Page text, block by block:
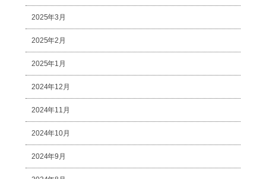
2025年3月
2025年2月
2025年1月
2024年12月
2024年11月
2024年10月
2024年9月